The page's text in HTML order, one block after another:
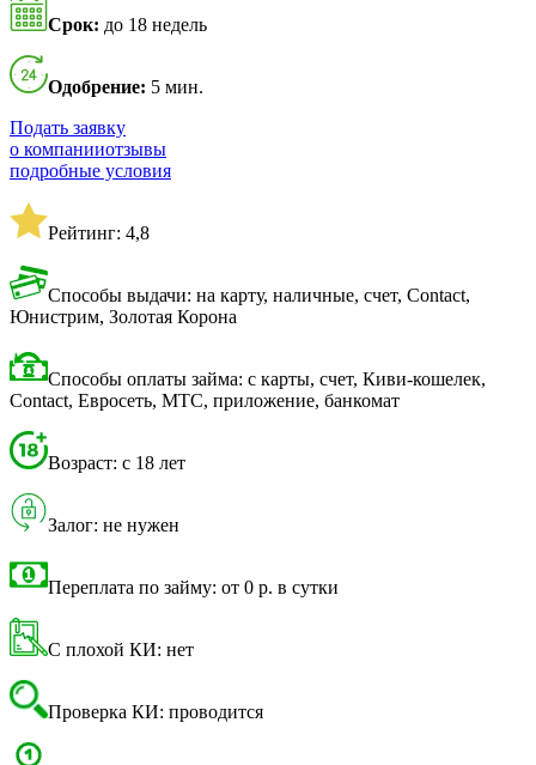
Срок: до 18 недель
Одобрение: 5 мин.
Подать заявку
о компанииотзывы
подробные условия
Рейтинг: 4,8
Способы выдачи: на карту, наличные, счет, Contact,
Юнистрим, Золотая Корона
Способы оплаты займа: с карты, счет, Киви-кошелек,
Contact, Евросеть, МТС, приложение, банкомат
Возраст: с 18 лет
Залог: не нужен
Переплата по займу: от 0 р. в сутки
С плохой КИ: нет
Проверка КИ: проводится